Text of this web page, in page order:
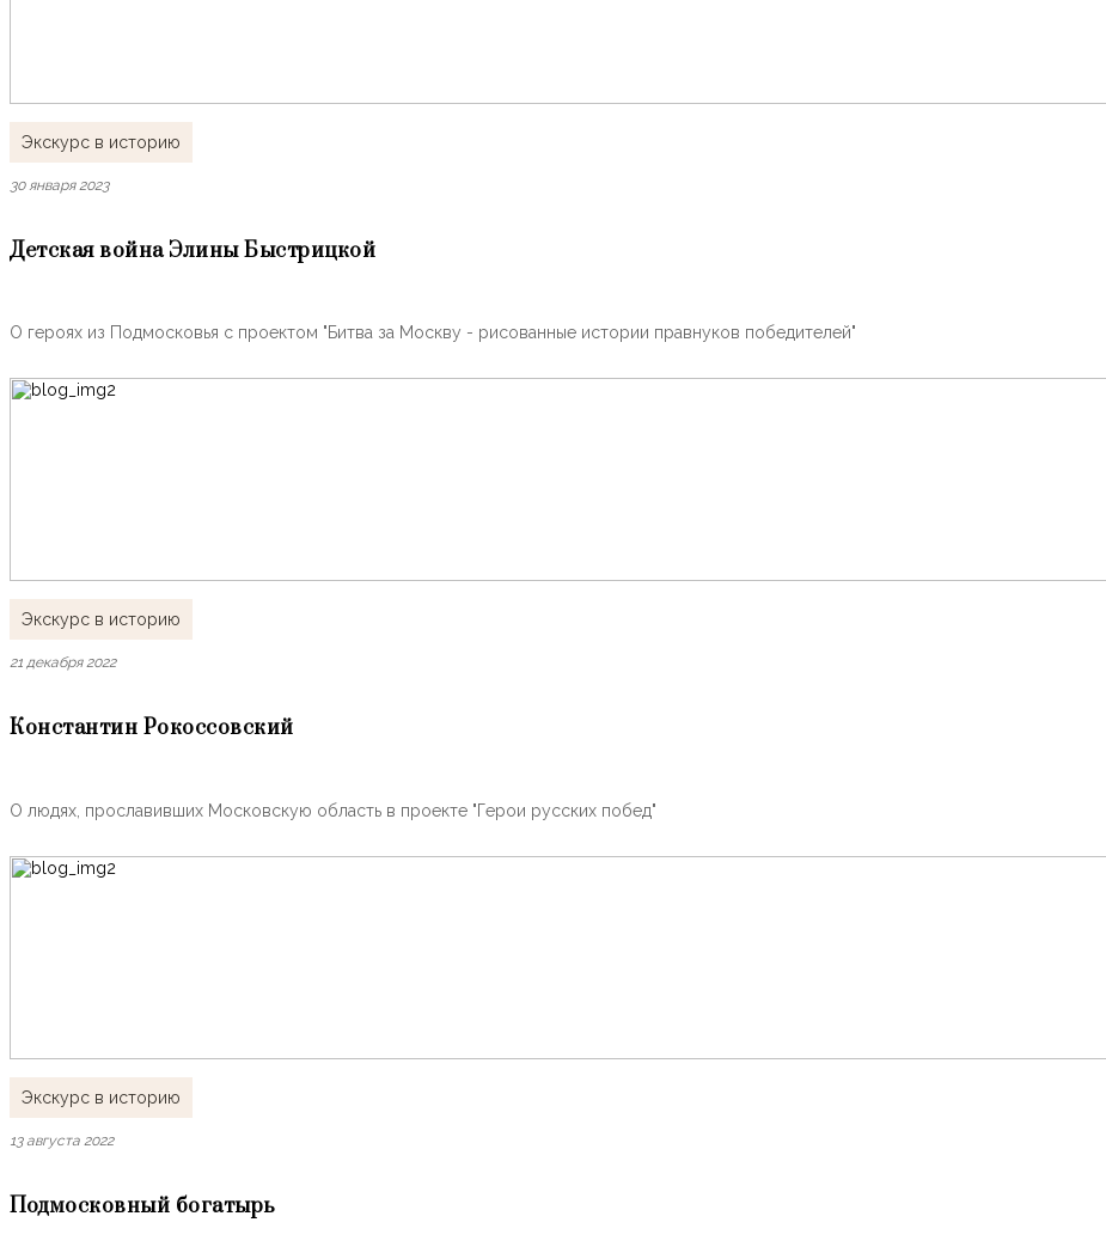
Экскурс в историю
30 января 2023
Детская война Элины Быстрицкой
О героях из Подмосковья с проектом "Битва за Москву - рисованные истории правнуков победителей"
Экскурс в историю
21 декабря 2022
Константин Рокоссовский
О людях, прославивших Московскую область в проекте "Герои русских побед"
Экскурс в историю
13 августа 2022
Подмосковный богатырь